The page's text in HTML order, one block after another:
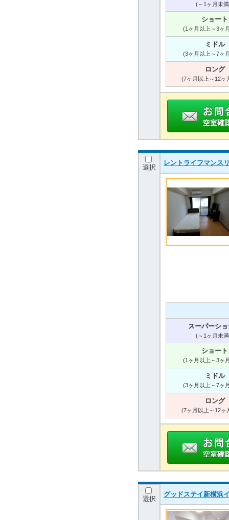
(～1ヶ月未
ショート
(1ヶ月以上～3ヶ
ミドル
(3ヶ月以上～7ヶ
ロング
(7ヶ月以上～12ヶ
選択
レントライフマンス
スーパーシ
(～1ヶ月未
ショート
(1ヶ月以上～3ヶ
ミドル
(3ヶ月以上～7ヶ
ロング
(7ヶ月以上～12ヶ
選択
グッドステイ新横浜